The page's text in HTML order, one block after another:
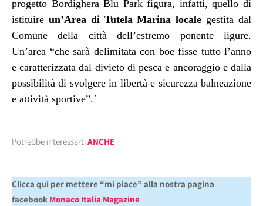
progetto Bordighera Blu Park figura, infatti, quello di
istituire un’Area di Tutela Marina locale gestita dal
Comune della città dell’estremo ponente ligure.
Un’area “che sarà delimitata con boe fisse tutto l’anno
e caratterizzata dal divieto di pesca e ancoraggio e dalla
possibilità di svolgere in libertà e sicurezza balneazione
e attività sportive”.`
Potrebbe interessartiANCHE
Clicca qui per mettere “mi piace” alla nostra pagina
facebook Monaco Italia Magazine